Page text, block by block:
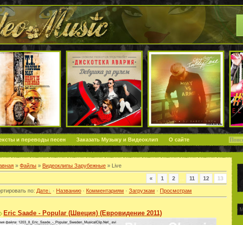
и переводы песен Заказать Музыку и Видеоклип О сайте
» Файлы » Видеоклипы Зарубежные » Live
« 1 2 11 12 13
по: Дате · Названию · Комментариям · Загрузкам · Просмотрам
Eric Saade - Popular (Швеция) (Евровидение 2011)